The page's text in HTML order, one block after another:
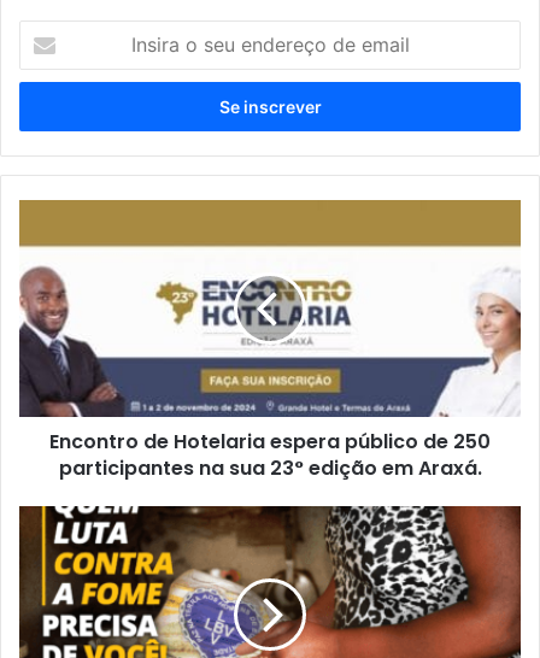
seu
de
email
Hotelaria
espera
público
de
participantes
na
Araxá.
Encontro de Hotelaria espera público de 250
participantes na sua 23° edição em Araxá.
Quem
contra
fome
precisa